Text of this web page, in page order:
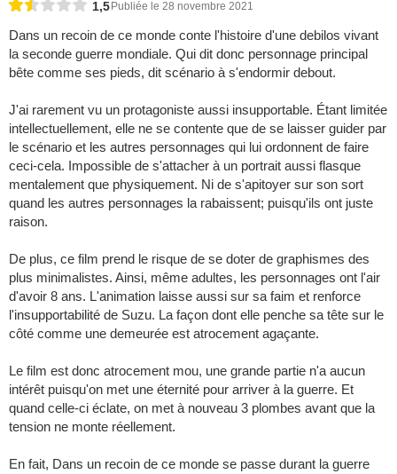
1,5 Publiée le 28 novembre 2021
Dans un recoin de ce monde conte l'histoire d'une debilos vivant
la seconde guerre mondiale. Qui dit donc personnage principal
bête comme ses pieds, dit scénario à s'endormir debout.
J'ai rarement vu un protagoniste aussi insupportable. Étant limitée
intellectuellement, elle ne se contente que de se laisser guider par
le scénario et les autres personnages qui lui ordonnent de faire
ceci-cela. Impossible de s'attacher à un portrait aussi flasque
mentalement que physiquement. Ni de s'apitoyer sur son sort
quand les autres personnages la rabaissent; puisqu'ils ont juste
raison.
De plus, ce film prend le risque de se doter de graphismes des
plus minimalistes. Ainsi, même adultes, les personnages ont l'air
d'avoir 8 ans. L'animation laisse aussi sur sa faim et renforce
l'insupportabilité de Suzu. La façon dont elle penche sa tête sur le
côté comme une demeurée est atrocement agaçante.
Le film est donc atrocement mou, une grande partie n'a aucun
intérêt puisqu'on met une éternité pour arriver à la guerre. Et
quand celle-ci éclate, on met à nouveau 3 plombes avant que la
tension ne monte réellement.
En fait, Dans un recoin de ce monde se passe durant la guerre